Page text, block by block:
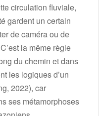
circulation fluviale,
gardent un certain
de caméra ou de
la même règle
du chemin et dans
les logiques d’un
2022), car
ses métamorphoses